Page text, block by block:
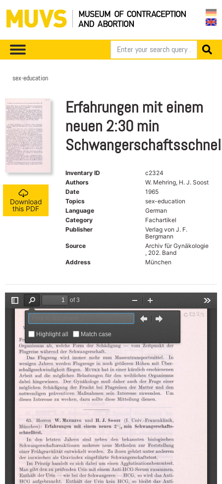
sex-education
Download
this PDF
Erfahrungen mit einem
neuen 2:30 min
Inventary ID
c2324
Authors
W. Mehring, H. J. Soost
Date
1965
Topics
sex-education
Language
German
Category
Fachartikel
Publisher
Verlag von J. F.
Bergmann
Source
Archiv für Gynäkologie
, 202. Band
Address
München